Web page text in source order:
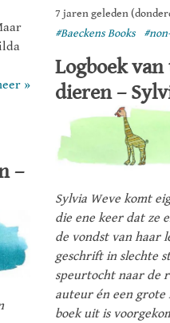
»
7 jaren geleden
#Baeckens Books
Logboek
dieren –
Sylvia Weve komt
die ene keer dat ze
de vondst van haar
geschrift in slechte
speurtocht naar de
auteur én een
boek uit is
–